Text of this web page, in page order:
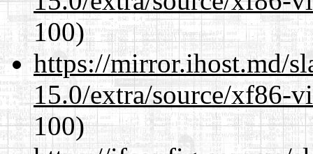
100)
https://mirror.ihost.md/
15.0/extra/source/xf86-
100)